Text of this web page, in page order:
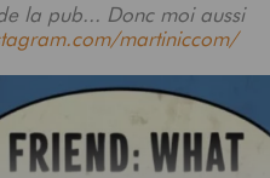
la pub... Donc moi aussi
martiniccom/